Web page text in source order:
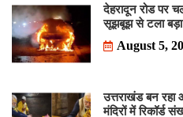
देहरादून रोड पर
सूझबूझ से टला बड़ा
August 5,
उत्तराखंड बन रहा
मंदिरों में रिकॉर्ड